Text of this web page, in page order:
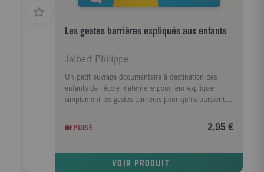
Les gestes barrières expliqués aux enfants
Jalbert Philippe
Un petit ouvrage documentaire à destination des
enfants de l'école maternelle pour leur expliquer
simplement les gestes barrières pour qu'ils puissent
des virus en général. Un dessin animé conçu par
EPUISÉ 2,95 €
VOIR PRODUIT